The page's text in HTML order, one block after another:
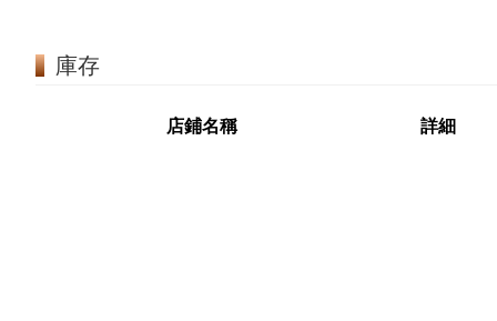
庫存
店鋪名稱 詳細